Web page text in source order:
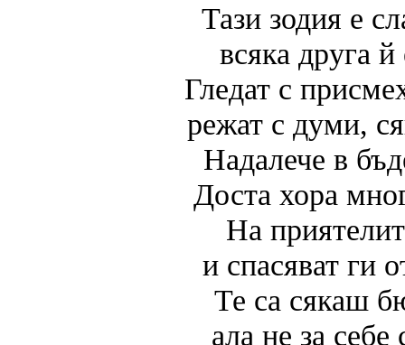
Тази зодия е
всяка друга
Гледат с
режат с думи,
Надалече в
Доста хора
На
и спасяват ги
Те са сякаш
ала не за